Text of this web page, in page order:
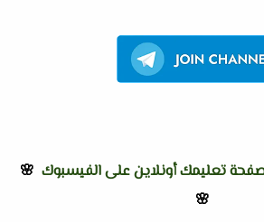
تعليمك أونلاين على الفيسبوك 🌸
🌸